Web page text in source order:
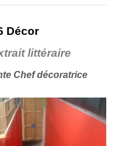
Décor
littéraire
Chef décoratrice